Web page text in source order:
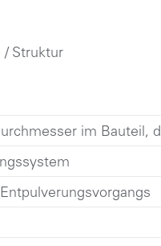
/ Struktur
im Bauteil,